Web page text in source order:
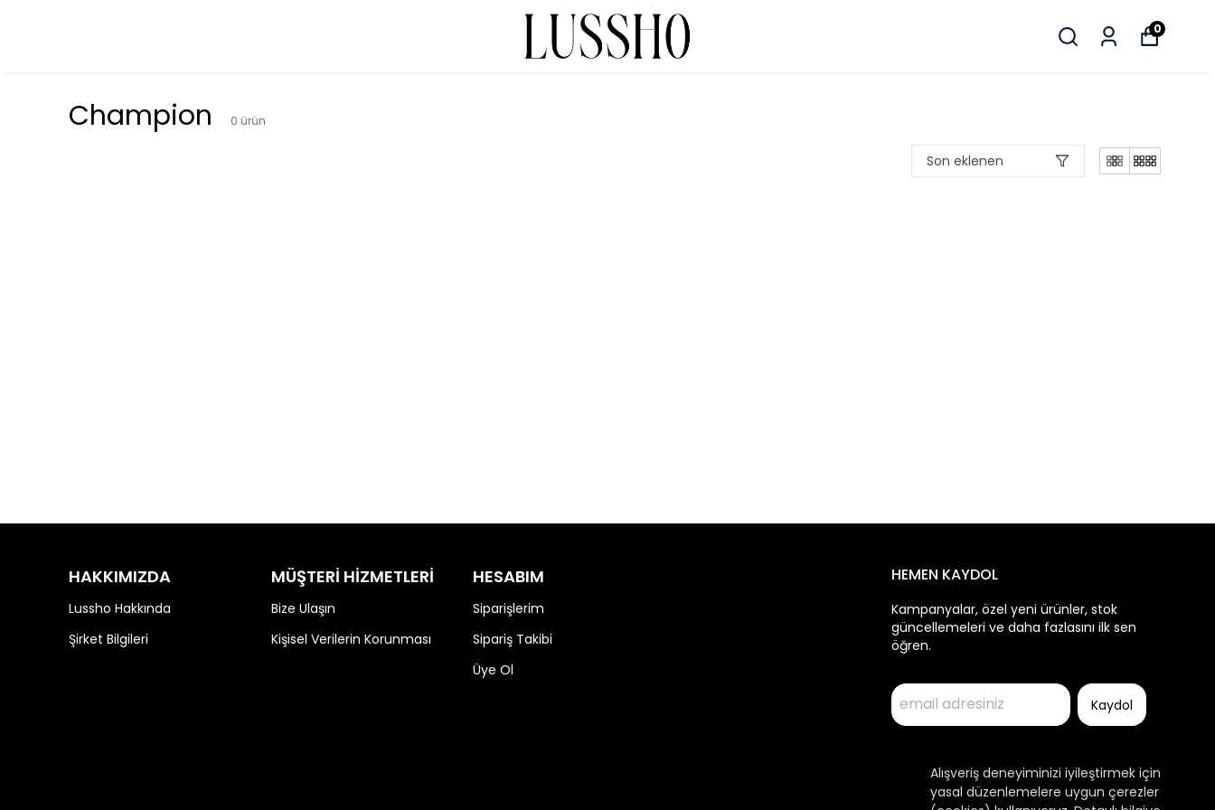
0
Alışveriş deneyiminizi iyileştirmek için
yasal düzenlemelere uygun çerezler
Champion 0 ürün
Son eklenen
HAKKIMIZDA
Lussho Hakkında
Şirket Bilgileri
MÜŞTERİ HİZMETLERİ
Bize Ulaşın
Kişisel Verilerin Korunması
HESABIM
Siparişlerim
Sipariş Takibi
Üye Ol
HEMEN KAYDOL
Kampanyalar, özel yeni ürünler, stok
güncellemeleri ve daha fazlasını ilk sen
öğren.
Kaydol